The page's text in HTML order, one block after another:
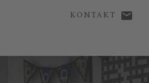
KONTAKT